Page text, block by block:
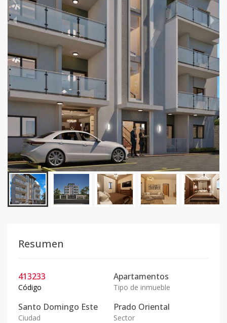
Resumen
413233
Código
Apartamentos
Tipo de inmueble
Santo Domingo Este
Ciudad
Prado Oriental
Sector